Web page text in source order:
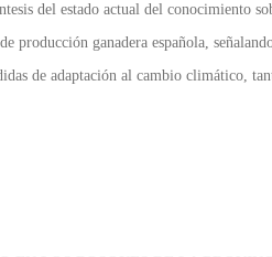
del estado actual del conocimiento
producción ganadera española,
de adaptación al cambio climático,